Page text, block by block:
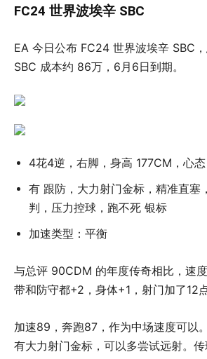
FC24 世界波埃辛 SBC
EA 今日公布 FC24 世界波埃辛 SBC
SBC 成本约 86万，6月6日到期。
4花4逆，右脚，身高 177CM，心
有 跟防，大力射门金标，精准直塞
判，压力控球，跑不死 银标
加速类型：平衡
与总评 90CDM 的年度传奇相比，速
带和防守都+2，身体+1，射门加了12点
加速89，奔跑87，作为中场速度可以
有大力射门金标，可以多尝试远射。传